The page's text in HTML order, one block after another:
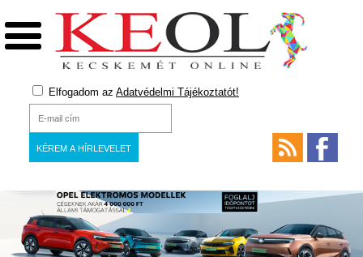
Elfogadom az Adatvédelmi Tájékoztatót!